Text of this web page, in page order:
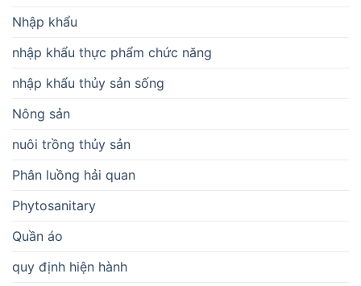
Nhập khẩu
nhập khẩu thực phẩm chức năng
nhập khẩu thủy sản sống
Nông sản
nuôi trồng thủy sản
Phân luồng hải quan
Phytosanitary
Quần áo
quy định hiện hành